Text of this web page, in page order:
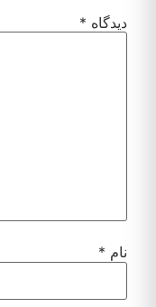
دیدگاه *
نام *